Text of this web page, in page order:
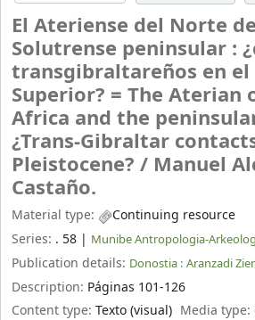
El Ateriense del Norte
Solutrense peninsular :
transgibraltareños en el
Superior? = The Aterian
Africa and the
¿Trans-Gibraltar
Pleistocene? / Manuel
Castaño.
Material type:
Continuing resource
Series: . 58 | Munibe Antropologia-
Publication details: Donostia : Aranzadi
Description: Páginas 101-126
Content type: Texto (visual) Media type: